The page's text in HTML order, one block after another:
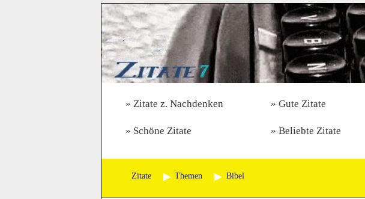
Zitate z. Nachdenken Gute Zitate
Schöne Zitate Beliebte Zitate
Zitate Themen Bibel